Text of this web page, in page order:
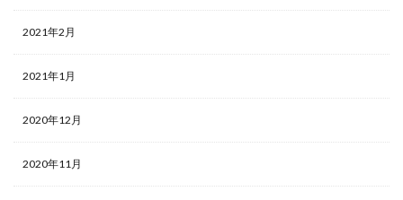
2021年2月
2021年1月
2020年12月
2020年11月